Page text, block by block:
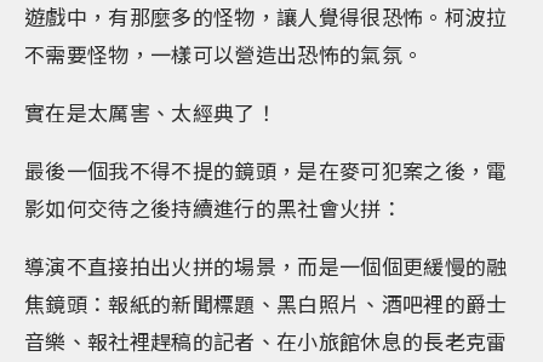
遊戲中，有那麼多的怪物，讓人覺得很恐怖。柯波拉
不需要怪物，一樣可以營造出恐怖的氣氛。
實在是太厲害、太經典了！
最後一個我不得不提的鏡頭，是在麥可犯案之後，電
影如何交待之後持續進行的黑社會火拼：
導演不直接拍出火拼的場景，而是一個個更緩慢的融
焦鏡頭：報紙的新聞標題、黑白照片、酒吧裡的爵士
音樂、報社裡趕稿的記者、在小旅館休息的長老克雷